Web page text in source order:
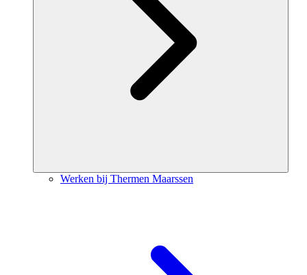
Werken bij Thermen Maarssen